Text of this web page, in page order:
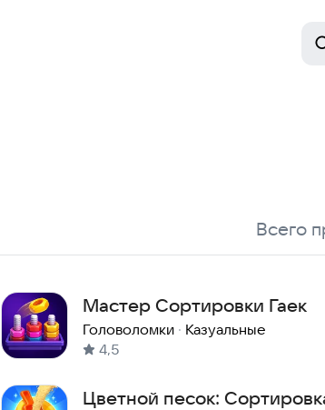
Всего
Мастер Сортировки Гаек
Головоломки · Казуальные
4,5
Цветной песок: